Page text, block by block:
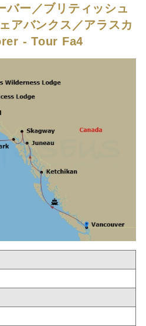
バー／ブリティッシュ
アバンクス／アラスカ
- Tour Fa4